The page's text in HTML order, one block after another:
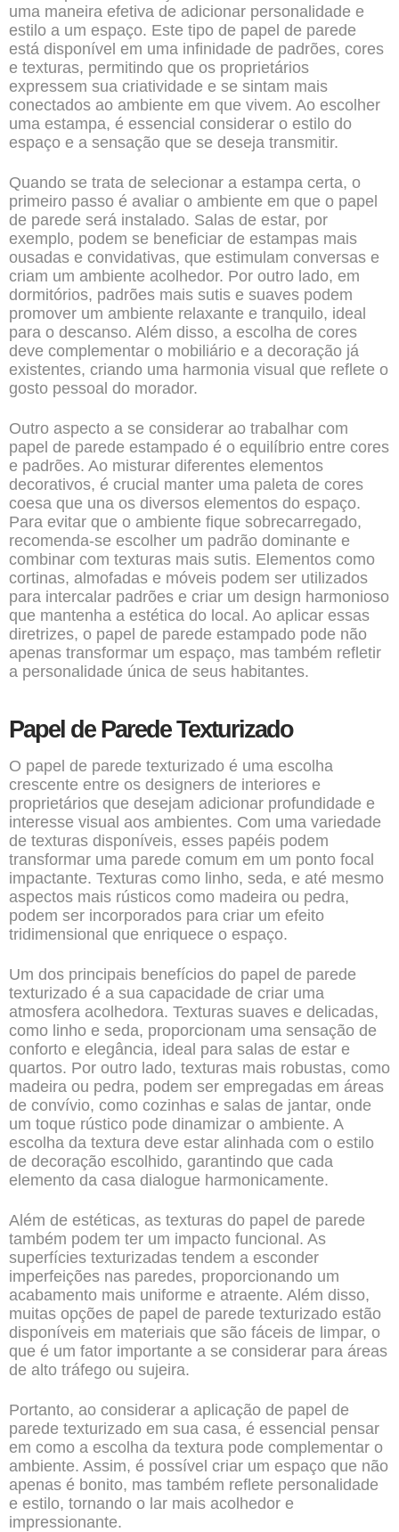
uma maneira efetiva de adicionar personalidade e
estilo a um espaço. Este tipo de papel de parede
está disponível em uma infinidade de padrões, cores
e texturas, permitindo que os proprietários
expressem sua criatividade e se sintam mais
conectados ao ambiente em que vivem. Ao escolher
uma estampa, é essencial considerar o estilo do
espaço e a sensação que se deseja transmitir.
Quando se trata de selecionar a estampa certa, o
primeiro passo é avaliar o ambiente em que o papel
de parede será instalado. Salas de estar, por
exemplo, podem se beneficiar de estampas mais
ousadas e convidativas, que estimulam conversas e
criam um ambiente acolhedor. Por outro lado, em
dormitórios, padrões mais sutis e suaves podem
promover um ambiente relaxante e tranquilo, ideal
para o descanso. Além disso, a escolha de cores
deve complementar o mobiliário e a decoração já
existentes, criando uma harmonia visual que reflete o
gosto pessoal do morador.
Outro aspecto a se considerar ao trabalhar com
papel de parede estampado é o equilíbrio entre cores
e padrões. Ao misturar diferentes elementos
decorativos, é crucial manter uma paleta de cores
coesa que una os diversos elementos do espaço.
Para evitar que o ambiente fique sobrecarregado,
recomenda-se escolher um padrão dominante e
combinar com texturas mais sutis. Elementos como
cortinas, almofadas e móveis podem ser utilizados
para intercalar padrões e criar um design harmonioso
que mantenha a estética do local. Ao aplicar essas
diretrizes, o papel de parede estampado pode não
apenas transformar um espaço, mas também refletir
a personalidade única de seus habitantes.
Papel de Parede Texturizado
O papel de parede texturizado é uma escolha
crescente entre os designers de interiores e
proprietários que desejam adicionar profundidade e
interesse visual aos ambientes. Com uma variedade
de texturas disponíveis, esses papéis podem
transformar uma parede comum em um ponto focal
impactante. Texturas como linho, seda, e até mesmo
aspectos mais rústicos como madeira ou pedra,
podem ser incorporados para criar um efeito
tridimensional que enriquece o espaço.
Um dos principais benefícios do papel de parede
texturizado é a sua capacidade de criar uma
atmosfera acolhedora. Texturas suaves e delicadas,
como linho e seda, proporcionam uma sensação de
conforto e elegância, ideal para salas de estar e
quartos. Por outro lado, texturas mais robustas, como
madeira ou pedra, podem ser empregadas em áreas
de convívio, como cozinhas e salas de jantar, onde
um toque rústico pode dinamizar o ambiente. A
escolha da textura deve estar alinhada com o estilo
de decoração escolhido, garantindo que cada
elemento da casa dialogue harmonicamente.
Além de estéticas, as texturas do papel de parede
também podem ter um impacto funcional. As
superfícies texturizadas tendem a esconder
imperfeições nas paredes, proporcionando um
acabamento mais uniforme e atraente. Além disso,
muitas opções de papel de parede texturizado estão
disponíveis em materiais que são fáceis de limpar, o
que é um fator importante a se considerar para áreas
de alto tráfego ou sujeira.
Portanto, ao considerar a aplicação de papel de
parede texturizado em sua casa, é essencial pensar
em como a escolha da textura pode complementar o
ambiente. Assim, é possível criar um espaço que não
apenas é bonito, mas também reflete personalidade
e estilo, tornando o lar mais acolhedor e
impressionante.